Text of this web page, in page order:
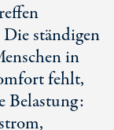
ständigen
in
fehlt,
Belastung: